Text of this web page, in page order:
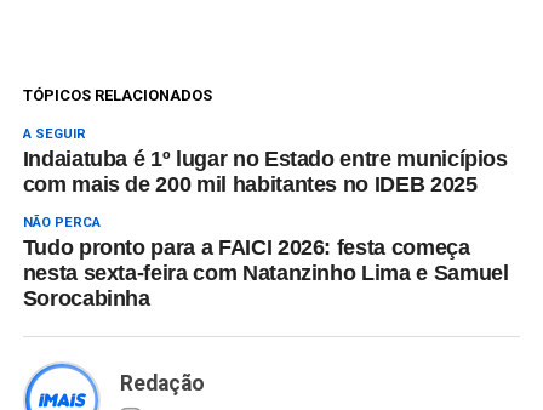
TÓPICOS RELACIONADOS
A SEGUIR
Indaiatuba é 1º lugar no Estado entre municípios
com mais de 200 mil habitantes no IDEB 2025
NÃO PERCA
Tudo pronto para a FAICI 2026: festa começa
nesta sexta-feira com Natanzinho Lima e Samuel
Sorocabinha
Redação